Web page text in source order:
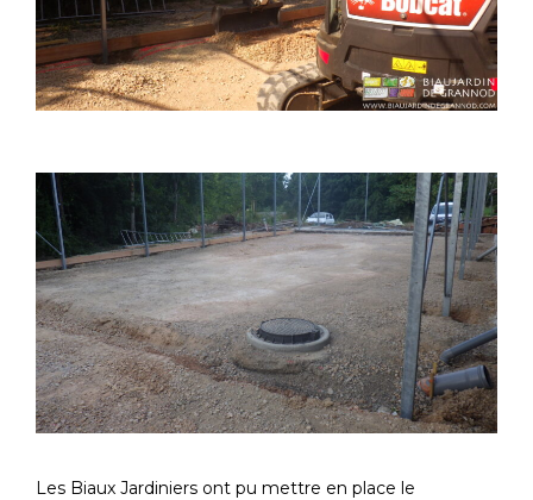
Les Biaux Jardiniers ont pu mettre en place le